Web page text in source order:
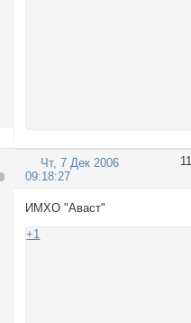
11
Чт, 7 Дек 2006
09:18:27
ИМХО "Аваст"
+1